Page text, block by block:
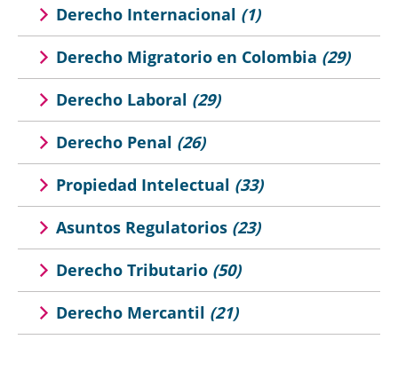
Derecho Internacional (1)
Derecho Migratorio en Colombia (29)
Derecho Laboral (29)
Derecho Penal (26)
Propiedad Intelectual (33)
Asuntos Regulatorios (23)
Derecho Tributario (50)
Derecho Mercantil (21)